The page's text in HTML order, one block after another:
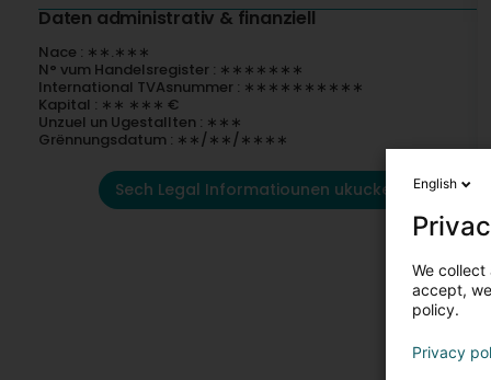
Daten administrativ & finanziell
Nace : ∗∗.∗∗∗
N° vum Handelsregister : ∗∗∗∗∗∗∗
International TVAsnummer : ∗∗∗∗∗∗∗∗∗∗
Kapital : ∗∗ ∗∗∗ €
Unzuel un Ugestallten : ∗∗∗
Grënnungsdatum : ∗∗/∗∗/∗∗∗∗
Sech Legal Informatiounen ukucken English
We
accept,
policy.
Privacy